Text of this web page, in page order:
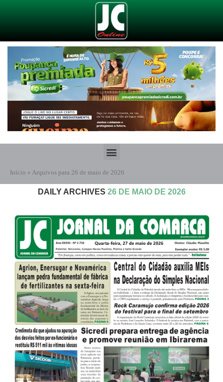
Início » Arquivos para 26 de maio de 2026
DAILY ARCHIVES 26 DE MAIO DE 2026